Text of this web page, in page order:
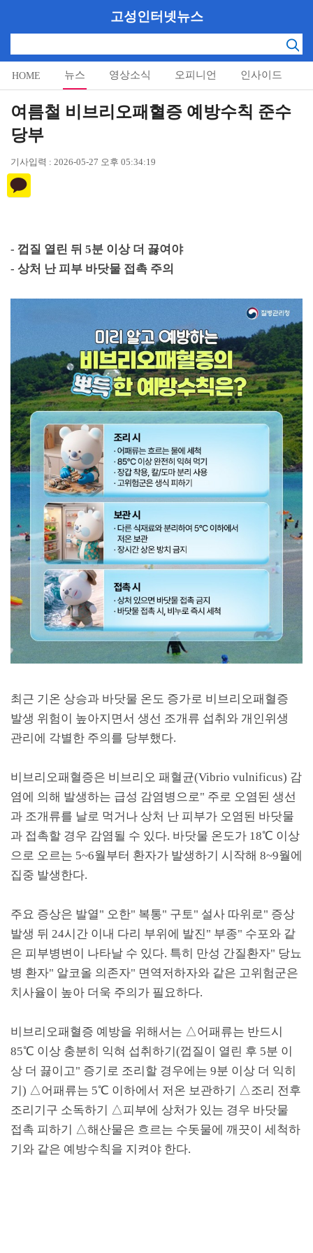
고성인터넷뉴스
HOME 뉴스 영상소식 오피니언 인사이드
알림마당
여름철 비브리오패혈증 예방수칙 준수
당부
기사입력 : 2026-05-27 오후 05:34:19
- 껍질 열린 뒤 5분 이상 더 끓여야
- 상처 난 피부 바닷물 접촉 주의
최근 기온 상승과 바닷물 온도 증가로 비브리오패혈증
발생 위험이 높아지면서 생선 조개류 섭취와 개인위생
관리에 각별한 주의를 당부했다.
비브리오패혈증은 비브리오 패혈균(Vibrio vulnificus) 감
염에 의해 발생하는 급성 감염병으로" 주로 오염된 생선
과 조개류를 날로 먹거나 상처 난 피부가 오염된 바닷물
과 접촉할 경우 감염될 수 있다. 바닷물 온도가 18℃ 이상
으로 오르는 5~6월부터 환자가 발생하기 시작해 8~9월에
집중 발생한다.
주요 증상은 발열" 오한" 복통" 구토" 설사 따위로" 증상
발생 뒤 24시간 이내 다리 부위에 발진" 부종" 수포와 같
은 피부병변이 나타날 수 있다. 특히 만성 간질환자" 당뇨
병 환자" 알코올 의존자" 면역저하자와 같은 고위험군은
치사율이 높아 더욱 주의가 필요하다.
비브리오패혈증 예방을 위해서는 △어패류는 반드시
85℃ 이상 충분히 익혀 섭취하기(껍질이 열린 후 5분 이
상 더 끓이고" 증기로 조리할 경우에는 9분 이상 더 익히
기) △어패류는 5℃ 이하에서 저온 보관하기 △조리 전후
조리기구 소독하기 △피부에 상처가 있는 경우 바닷물
접촉 피하기 △해산물은 흐르는 수돗물에 깨끗이 세척하
기와 같은 예방수칙을 지켜야 한다.